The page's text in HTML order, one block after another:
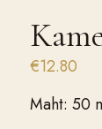
€12.80
Maht: 50